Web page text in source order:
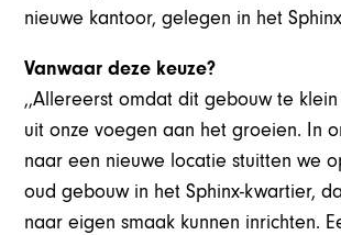
nieuwe kantoor, gelegen in het
Vanwaar deze keuze?
,,Allereerst omdat dit gebouw te
uit onze voegen aan het groeien. In
naar een nieuwe locatie stuitten we
oud gebouw in het Sphinx-kwartier,
naar eigen smaak kunnen inrichten.